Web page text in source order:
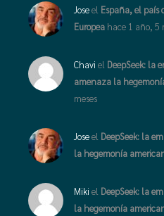
Joseel España, el país
Europea hace 1 año, 5
Chavi el DeepSeek: la
amenaza la
meses
Joseel DeepSeek: la
la hegemonía
Miki el DeepSeek: la
la hegemonía